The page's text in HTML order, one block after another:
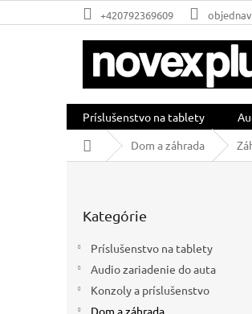
na
+420792369609
Príslušenstvo na tablety
DomovDom a záhrada
kategórie
Kategórie
Príslušenstvo na tablety
Audio zariadenie do auta
Konzoly a príslušenstvo
Dom a záhrada